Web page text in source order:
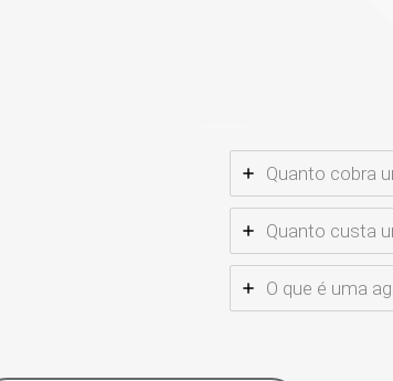
Quanto cobra
Quanto custa
O que é uma